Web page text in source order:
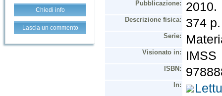
Chiedi info
Lascia un commento